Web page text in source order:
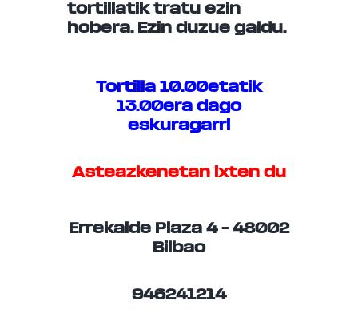
tortillatik tratu ezin
hobera. Ezin duzue galdu.
Tortilla 10.00etatik
13.00era dago
eskuragarri
Asteazkenetan ixten du
Errekalde Plaza 4 – 48002
Bilbao
946241214